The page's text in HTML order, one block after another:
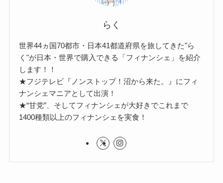
らく
世界44ヵ国70都市・日本41都道府県を旅してきた"ら
く"が日本・世界で購入できる「フィナンシェ」を紹介
します！！
★フジテレビ『ノンストップ！沼から来た。』にフィ
ナンシェマニアとして出演！
★“甘党”、そしてフィナンシェが大好きでこれまで
1400種類以上のフィナンシェを実食！